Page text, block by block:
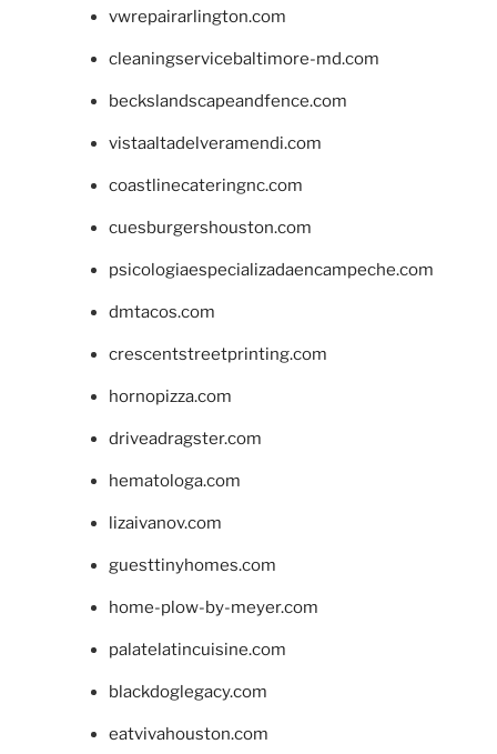
vwrepairarlington.com
cleaningservicebaltimore-md.com
beckslandscapeandfence.com
vistaaltadelveramendi.com
coastlinecateringnc.com
cuesburgershouston.com
psicologiaespecializadaencampeche.com
dmtacos.com
crescentstreetprinting.com
hornopizza.com
driveadragster.com
hematologa.com
lizaivanov.com
guesttinyhomes.com
home-plow-by-meyer.com
palatelatincuisine.com
blackdoglegacy.com
eatvivahouston.com